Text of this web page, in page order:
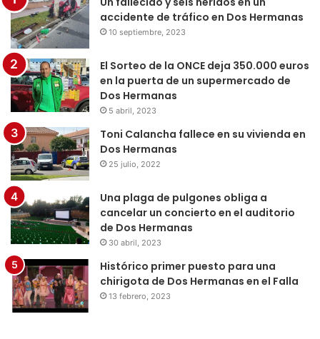
accidente de tráfico en Dos Hermanas
10 septiembre, 2023
El Sorteo de la ONCE deja 350.000 euros
en la puerta de un supermercado de
Dos Hermanas
5 abril, 2023
Toni Calancha fallece en su vivienda en
Dos Hermanas
25 julio, 2022
Una plaga de pulgones obliga a
cancelar un concierto en el auditorio
de Dos Hermanas
30 abril, 2023
Histórico primer puesto para una
chirigota de Dos Hermanas en el Falla
13 febrero, 2023